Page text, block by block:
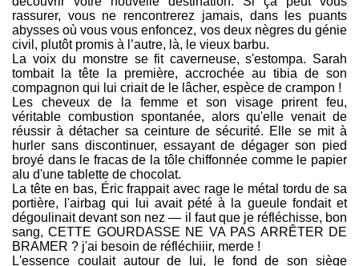
rassurer, vous ne rencontrerez jamais, dans les puants
abysses où vous vous enfoncez, vos deux nègres du génie
civil, plutôt promis à l’autre, là, le vieux barbu.
La voix du monstre se fit caverneuse, s'estompa. Sarah
tombait la tête la première, accrochée au tibia de son
compagnon qui lui criait de le lâcher, espèce de crampon !
Les cheveux de la femme et son visage prirent feu,
véritable combustion spontanée, alors qu'elle venait de
réussir à détacher sa ceinture de sécurité. Elle se mit à
hurler sans discontinuer, essayant de dégager son pied
broyé dans le fracas de la tôle chiffonnée comme le papier
alu d'une tablette de chocolat.
La tête en bas, Éric frappait avec rage le métal tordu de sa
portière, l'airbag qui lui avait pété à la gueule fondait et
dégoulinait devant son nez — il faut que je réfléchisse, bon
sang, CETTE GOURDASSE NE VA PAS ARRÊTER DE
BRAMER ? j'ai besoin de réfléchiiir, merde !
L'essence coulait autour de lui, le fond de son siège